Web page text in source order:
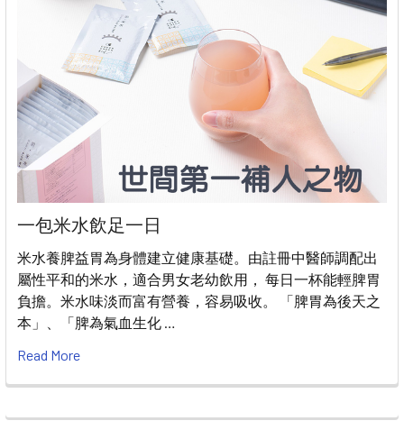
一包米水飲足一日
米水養脾益胃為身體建立健康基礎。由註冊中醫師調配出
屬性平和的米水，適合男女老幼飲用， 每日一杯能輕脾胃
負擔。米水味淡而富有營養，容易吸收。 「脾胃為後天之
本」、「脾為氣血生化 …
Read More